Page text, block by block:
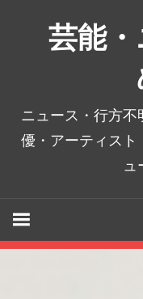
芸能
ニュース・行方
優・アーティスト
ュ